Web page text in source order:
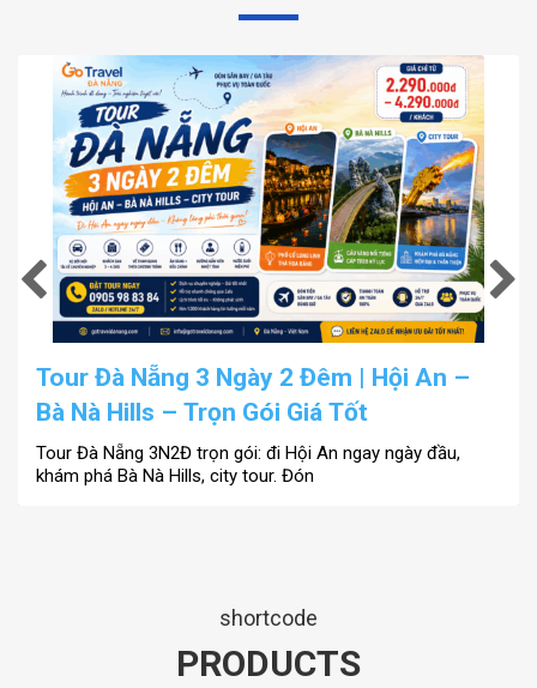
Tour Đà Nẵng 3 Ngày 2 Đêm | Hội An –
Bà Nà Hills – Trọn Gói Giá Tốt
Tour Đà Nẵng 3N2Đ trọn gói: đi Hội An ngay ngày đầu,
khám phá Bà Nà Hills, city tour. Đón
shortcode
PRODUCTS